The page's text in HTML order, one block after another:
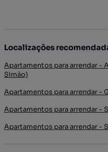
Localizações
Apartamentos para arrendar -
Simão)
Apartamentos para arrendar -
Apartamentos para arrendar -
Apartamentos para arrendar -